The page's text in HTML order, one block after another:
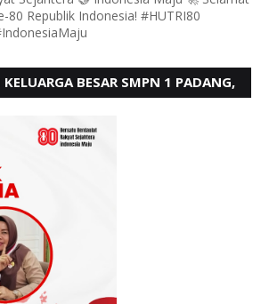
80 Republik Indonesia! #HUTRI80
BESAR SMPN 1 PADANG,